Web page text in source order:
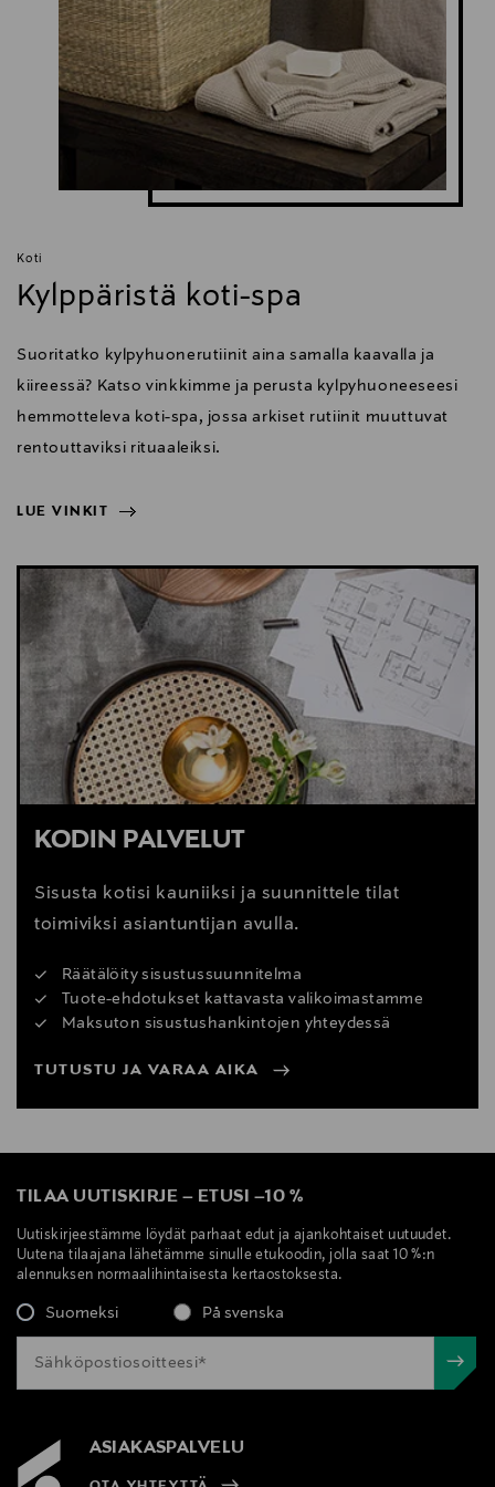
Koti
Kylppäristä koti-spa
Suoritatko kylpyhuonerutiinit aina samalla kaavalla ja
kiireessä? Katso vinkkimme ja perusta kylpyhuoneeseesi
hemmotteleva koti-spa, jossa arkiset rutiinit muuttuvat
rentouttaviksi rituaaleiksi.
LUE VINKIT
LUE VINKIT
KODIN PALVELUT
Sisusta kotisi kauniiksi ja suunnittele tilat
toimiviksi asiantuntijan avulla.
Räätälöity sisustussuunnitelma
Tuote-ehdotukset kattavasta valikoimastamme
Maksuton sisustushankintojen yhteydessä
TUTUSTU JA VARAA AIKA
TILAA UUTISKIRJE – ETUSI –10 %
Uutiskirjeestämme löydät parhaat edut ja ajankohtaiset uutuudet.
Uutena tilaajana lähetämme sinulle etukoodin, jolla saat 10 %:n
alennuksen normaalihintaisesta kertaostoksesta.
Suomeksi På svenska
ASIAKASPALVELU